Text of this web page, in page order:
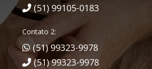
(51) 99105-0183
Contato 2:
(51) 99323-9978
(51) 99323-9978